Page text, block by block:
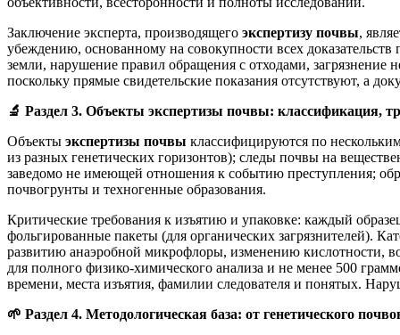
Заключение эксперта, производящего экспертизу почвы,
убеждению, основанному на совокупности всех
земли, нарушение правил обращения с отходами, загрязнение
поскольку прямые свидетельские показания отсутствуют, а
🔬 Раздел 3. Объекты экспертизы почвы: классификация,
Объекты экспертизы почвы классифицируются по
из разных генетических горизонтов); следы почвы на
заведомо не имеющей отношения к событию преступления;
почвогрунты и техногенные образования.
Критические требования к изъятию и упаковке: каждый
фольгированные пакеты (для органических загрязнителей).
развитию анаэробной микрофлоры, изменению кислотности,
для полного физико-химического анализа и не менее 500
времени, места изъятия, фамилии следователя и понятых.
🌱 Раздел 4. Методологическая база: от генетического